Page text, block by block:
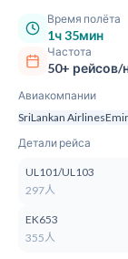
Время полёта
1ч 35мин
Частота
50+ рейсов/
Авиакомпании
SriLankan Airlines
Детали рейса
UL101/UL103
297人
EK653
355人